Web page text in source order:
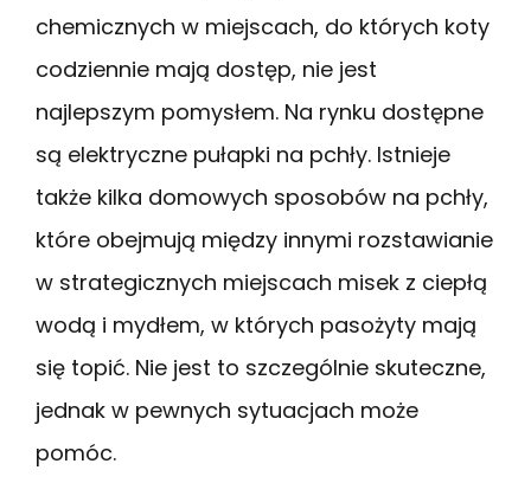
chemicznych w miejscach, do których koty
codziennie mają dostęp, nie jest
najlepszym pomysłem. Na rynku dostępne
są elektryczne pułapki na pchły. Istnieje
także kilka domowych sposobów na pchły,
które obejmują między innymi rozstawianie
w strategicznych miejscach misek z ciepłą
wodą i mydłem, w których pasożyty mają
się topić. Nie jest to szczególnie skuteczne,
jednak w pewnych sytuacjach może
pomóc.